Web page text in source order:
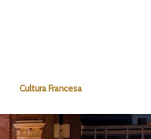
Cultura Francesa